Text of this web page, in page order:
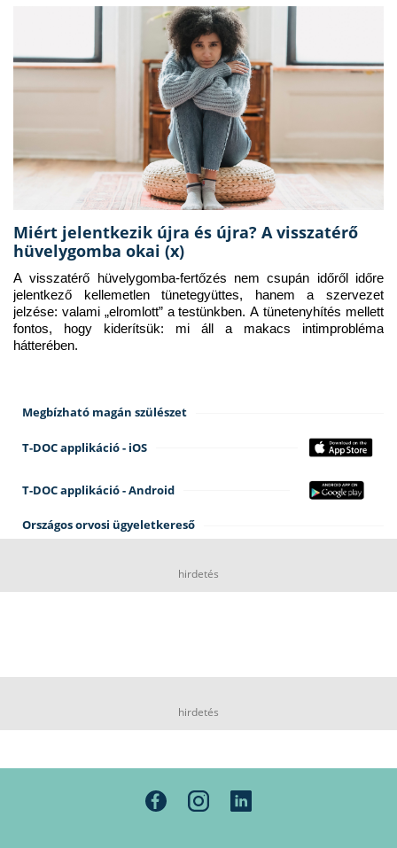
Miért jelentkezik újra és újra? A visszatérő
hüvelygomba okai (x)
A visszatérő hüvelygomba-fertőzés nem csupán időről időre
jelentkező kellemetlen tünetegyüttes, hanem a szervezet
jelzése: valami „elromlott” a testünkben. A tünetenyhítés mellett
fontos, hogy kiderítsük: mi áll a makacs intimprobléma
hátterében.
Megbízható magán szülészet
T-DOC applikáció - iOS
T-DOC applikáció - Android
Országos orvosi ügyeletkereső
hirdetés
hirdetés